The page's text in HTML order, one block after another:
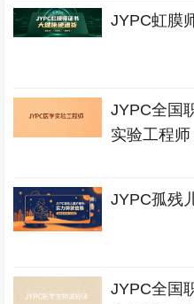
JYPC虹膜
JYPC全国
实验工程
JYPC孤残
JYPC全国